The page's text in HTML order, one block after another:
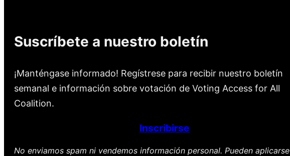
Suscríbete a nuestro boletín
¡Manténgase informado! Regístrese para recibir nuestro boletín
semanal e información sobre votación de Voting Access for All
Coalition.
Inscribirse
No enviamos spam ni vendemos información personal. Pueden aplicarse